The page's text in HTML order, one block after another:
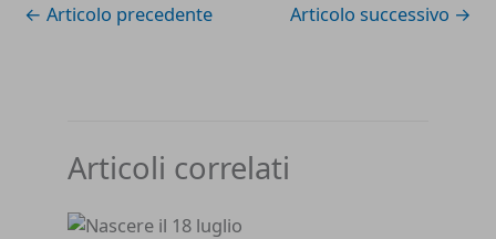
← Articolo precedente Articolo successivo →
Articoli correlati